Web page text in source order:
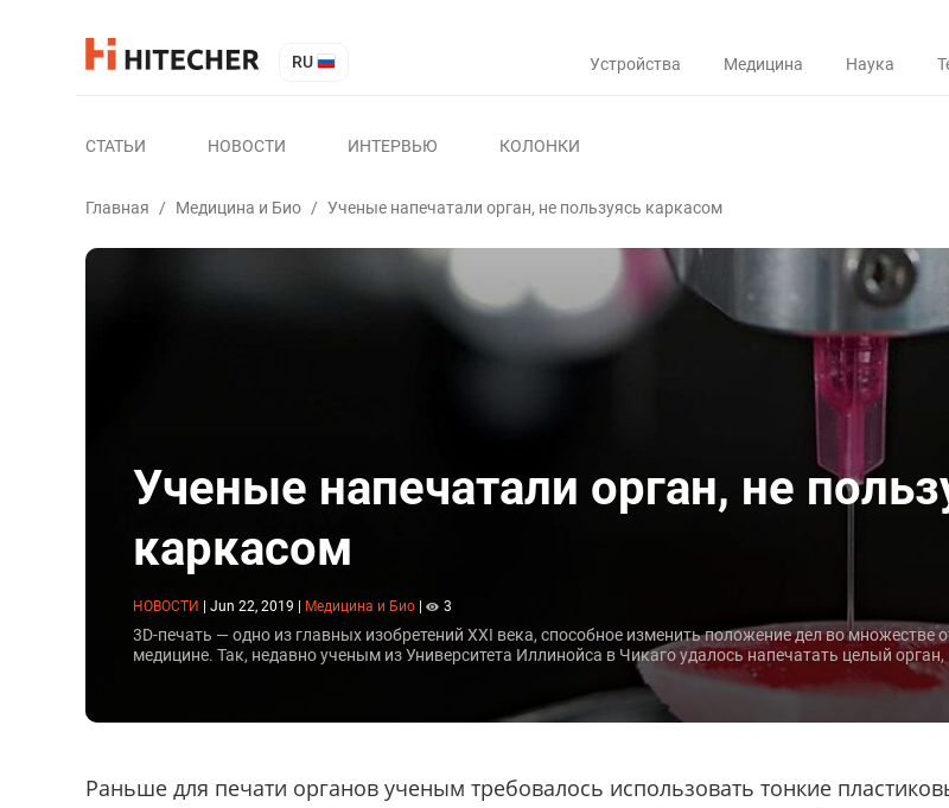
RU Устройства Медицина Наука
СТАТЬИ НОВОСТИ ИНТЕРВЬЮ КОЛОНКИ
Главная / Медицина и Био / Ученые напечатали орган, не пользуясь каркасом
Ученые напечатали орган, не
каркасом
НОВОСТИ | Jun 22, 2019 Медицина и Био 3
3D-печать — одно из главных изобретений XXI века, способное изменить положение дел во множестве
медицине. Так, недавно ученым из Университета Иллинойса в Чикаго удалось напечатать целый орган,
Раньше для печати органов ученым требовалось использовать тонкие